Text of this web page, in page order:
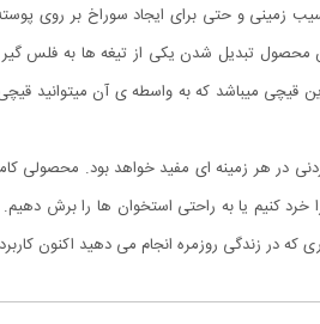
آن به عنوان درب باز کن , پیچ گوشتی 2 سو , لگه گیر سیب زمینی و
محصول تبدیل شدن یکی از تیغه ها به فلس
قیچی میباشد که به واسطه ی آن میتوانید
هم کابل کش و هم چاقو! این قیچی جادویی 8 کاره باورنکردنی در هر
کنیم یا به راحتی استخوان ها را برش دهیم.